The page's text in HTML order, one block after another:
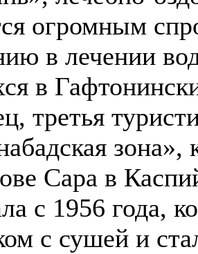
огромным
в лечении
в
третья
зона»,
Сара в
с 1956 года,
с сушей и